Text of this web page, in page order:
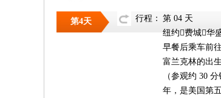
第4天 行程： 第 04 天
纽约费城华
早餐后乘车前
富兰克林的出
（参观约 30
年，是美国第